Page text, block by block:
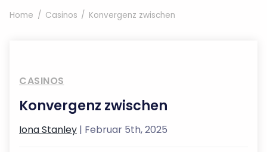
Home Casinos Konvergenz zwischen
CASINOS
Konvergenz zwischen
Iona Stanley | Februar 5th, 2025